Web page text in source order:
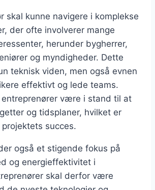
skal kunne navigere i komplekse
der ofte involverer mange
herunder bygherrer,
og myndigheder. Dette
teknisk viden, men også evnen
effektivt og lede teams.
entreprenører være i stand til at
og tidsplaner, hvilket er
succes.
også et stigende fokus på
og energieffektivitet i
skal derfor være